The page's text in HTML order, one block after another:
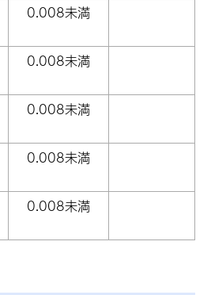
0.008未満
0.008未満
0.008未満
0.008未満
0.008未満